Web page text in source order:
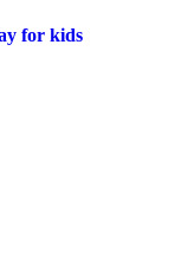
for kids